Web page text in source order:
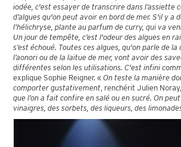
iodée, c'est essayer de transcrire dans l’assiette
d’algues qu'on peut avoir en bord de mer. S'il y a
l’hélichryse, plante au parfum de curry, qui va
Un jour de tempête, c’est l'odeur des algues en
s’est échoué. Toutes ces algues, qu'on parle de
l’aonori ou de la laitue de mer, vont avoir des
différentes selon les utilisations. C'est infini
explique Sophie Reigner. «On teste la manière
comporter gustativement, renchérit Julien
que l’on a fait confire en salé ou en sucré. On
vinaigres, des sorbets, des liqueurs, des